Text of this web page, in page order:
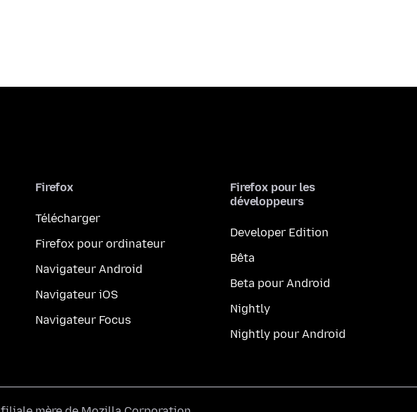
Firefox
Télécharger
Firefox pour ordinateur
Navigateur Android
Navigateur iOS
Navigateur Focus
Firefox pour les
développeurs
Developer Edition
Bêta
Beta pour Android
Nightly
Nightly pour Android